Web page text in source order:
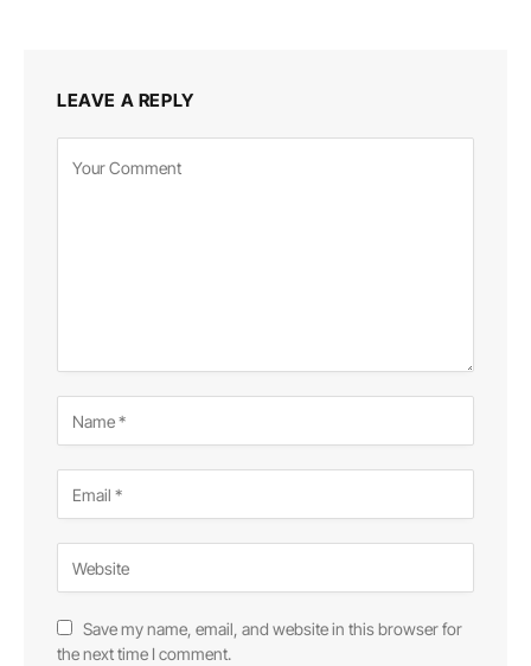
LEAVE A REPLY
Save my name, email, and website in this browser for
the next time I comment.